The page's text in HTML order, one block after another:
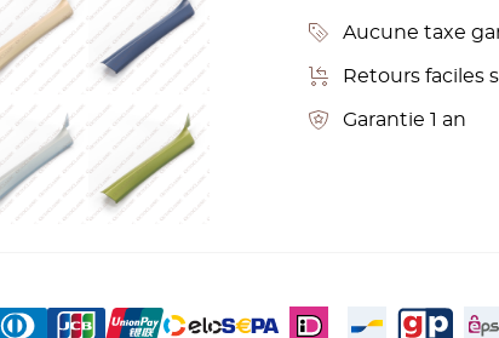
Aucune taxe
Retours faciles
Garantie 1 an